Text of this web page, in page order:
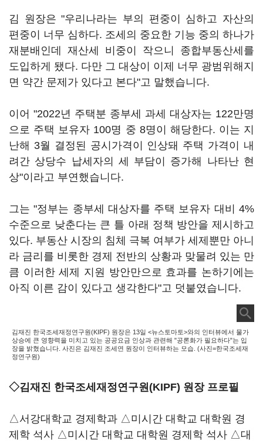
김 원장은 "우리나라는 부의 편중이 심하고 자산의
편중이 너무 심하다. 조세의 중요한 기능 중의 하나가
재분배인데 재산세 비중이 작으니 종합부동산세를
도입하게 됐다. 다만 그 대상이 이제 너무 광범위해지
면 약간 문제가 있다고 본다"고 말했습니다.
이어 "2022년 주택분 종부세 과세 대상자는 122만명
으로 주택 보유자 100명 중 8명이 해당한다. 이는 지
난해 3월 결정된 공시가격이 인상돼 주택 가격이 내
려간 상당수 납세자의 세 부담이 증가해 나타난 현
상"이라고 부연했습니다.
그는 "정부는 종부세 대상자를 주택 보유자 대비 4%
수준으로 낮춘다는 큰 틀 아래 정책 방안을 제시하고
있다. 부동산 시장의 침체 극복 여부가 세제뿐만 아니
라 금리를 비롯한 경제 전반의 상황과 맞물려 있는 만
큼 이러한 세제 지원 방안만으로 효과를 논하기에는
아직 이른 감이 있다고 생각한다"고 덧붙였습니다.
김재진 한국조세재정연구원(KIPF) 원장은 13일 <뉴스토마토>와의 인터뷰에서 물가
상승에 큰 영향력을 미치고 있는 공공요금 인상과 관련해 "공론화가 필요하다"는 입
장을 밝혔습니다. 사진은 김재진 조세연 원장이 인터뷰하는 모습. (사진=한국조세재
정연구원)
◇김재진 한국조세재정연구원(KIPF) 원장 프로필
△서강대학교 경제학과 △미시간 대학교 대학원 경
제학 석사 △미시간 대학교 대학원 경제학 석사 △대